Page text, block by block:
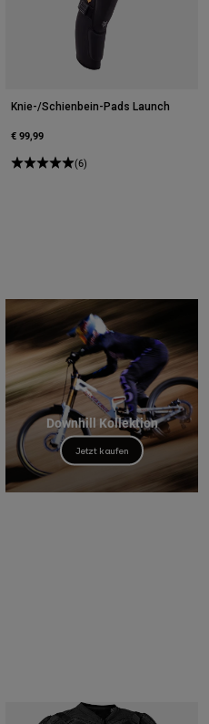
Knie-/Schienbein-Pads Launch
€ 99,99
(6)
Downhill Kollektion
Jetzt kaufen